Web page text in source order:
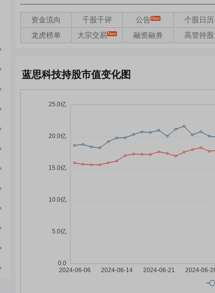
资金流向 千股千评 公告 个股日历
龙虎榜单
大宗交易 融资融券 高管持股
蓝思科技持股市值变化图